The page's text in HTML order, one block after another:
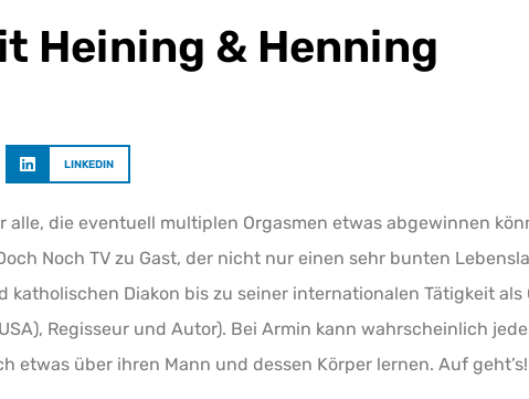
Heining & Henning
LINKEDIN
die eventuell multiplen Orgasmen etwas abgewinnen
Noch TV zu Gast, der nicht nur einen sehr bunten
katholischen Diakon bis zu seiner internationalen Tätigkeit als
Regisseur und Autor). Bei Armin kann wahrscheinlich
etwas über ihren Mann und dessen Körper lernen. Auf geht’s!